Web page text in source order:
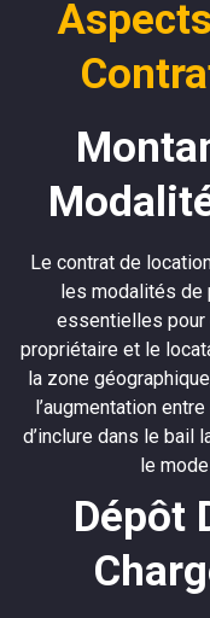
Le contrat de
les modalités de
essentielles pour
propriétaire et le
la zone
l’augmentation
d’inclure dans le bail
le
Dépôt